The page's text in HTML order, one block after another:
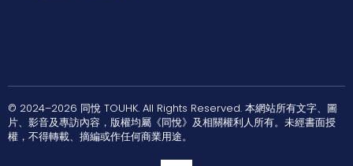
© 2024–2026 同悅 TOUHK. All Rights Reserved. 本網站所有文字、圖
片、影音及專訪內容，版權均屬《同悅》及相關權利人所有。未經書面授
權，不得轉載、摘編或作任何商業用途。